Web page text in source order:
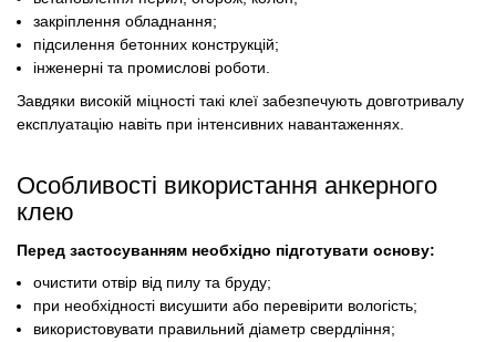
закріплення обладнання;
підсилення бетонних конструкцій;
інженерні та промислові роботи.
Завдяки високій міцності такі клеї забезпечують довготривалу
експлуатацію навіть при інтенсивних навантаженнях.
Особливості використання анкерного
клею
Перед застосуванням необхідно підготувати основу:
очистити отвір від пилу та бруду;
при необхідності висушити або перевірити вологість;
використовувати правильний діаметр свердління;